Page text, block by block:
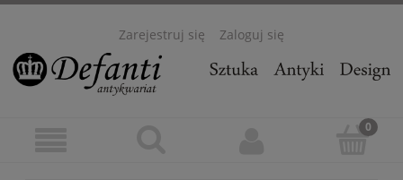
Zarejestruj się Zaloguj się